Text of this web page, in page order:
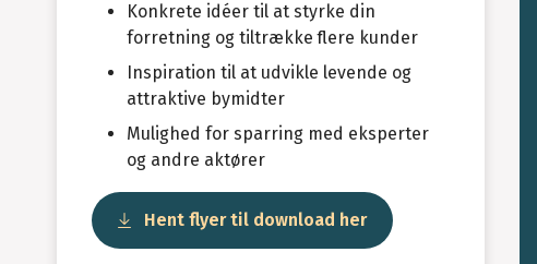
Konkrete idéer til at styrke din
forretning og tiltrække flere kunder
Inspiration til at udvikle levende og
attraktive bymidter
Mulighed for sparring med eksperter
og andre aktører
Hent flyer til download her